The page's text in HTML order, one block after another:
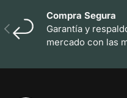
Anterior
Compra Segura
Garantía y
mercado con las